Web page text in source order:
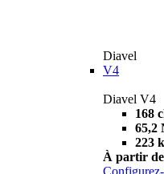
Diavel
V4
Diavel V4
168
65,2
223
À partir de